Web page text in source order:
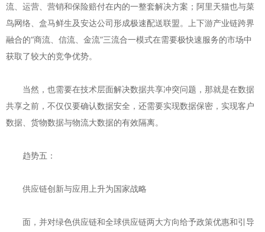
流、运营、营销和保险赔付在内的一整套解决方案；阿里天猫也与菜
鸟网络、盒马鲜生及安达公司形成极速配送联盟。上下游产业链跨界
融合的“商流、信流、金流”三流合一模式在需要极快速服务的市场中
获取了较大的竞争优势。
当然，也需要在技术层面解决数据共享冲突问题，那就是在数据
共享之前，不仅仅要确认数据安全，还需要实现数据保密，实现客户
数据、货物数据与物流大数据的有效隔离。
趋势五：
供应链创新与应用上升为国家战略
面，并对绿色供应链和全球供应链两大方向给予政策优惠和引导